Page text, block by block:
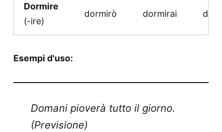
Dormire
(-ire)
dormirò dormirai
Esempi d'uso:
Domani pioverà tutto il giorno.
(Previsione)